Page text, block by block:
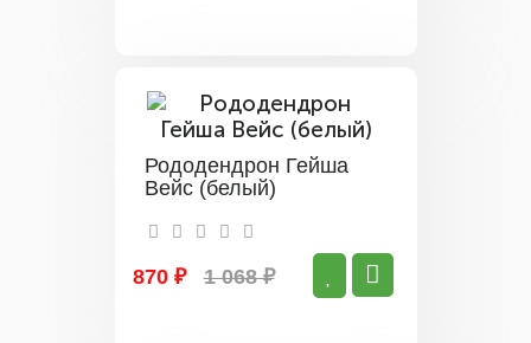
Рододендрон Гейша
Вейс (белый)
870 ₽ 1 068 ₽